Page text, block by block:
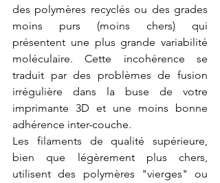
des polymères recyclés ou des grades
moins purs (moins chers) qui
présentent une plus grande variabilité
moléculaire. Cette incohérence se
traduit par des problèmes de fusion
irrégulière dans la buse de votre
imprimante 3D et une moins bonne
adhérence inter-couche.
Les filaments de qualité supérieure,
bien que légèrement plus chers,
utilisent des polymères "vierges" ou